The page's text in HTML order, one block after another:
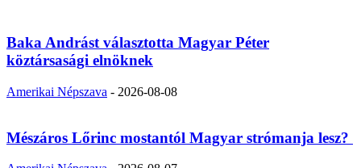
Baka Andrást választotta Magyar Péter
köztársasági elnöknek
Amerikai Népszava - 2026-08-08
Mészáros Lőrinc mostantól Magyar strómanja lesz?